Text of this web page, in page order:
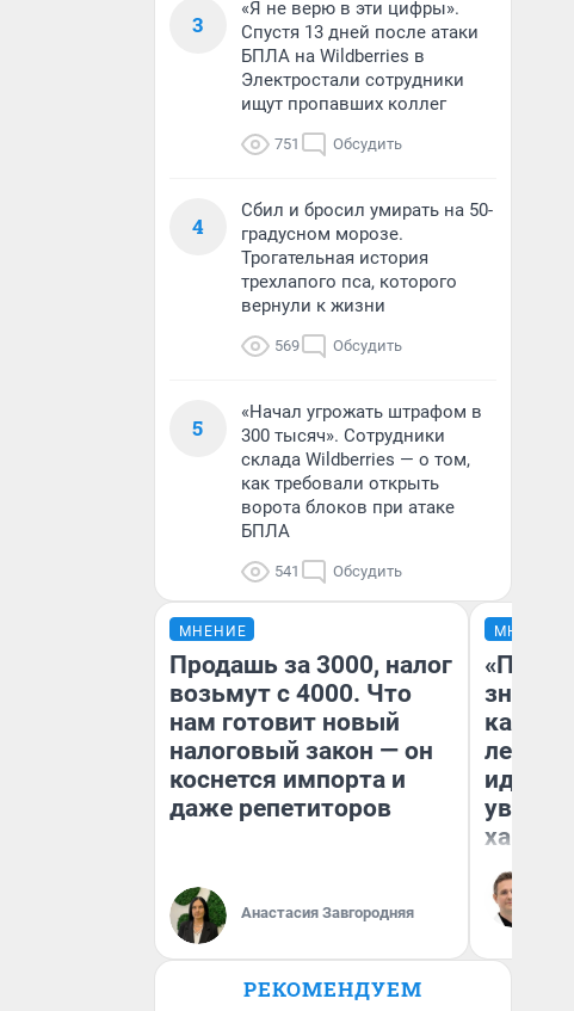
3
«Я не верю в эти цифры».
Спустя 13 дней после атаки
БПЛА на Wildberries в
Электростали сотрудники
ищут пропавших коллег
751 Обсудить
4
Сбил и бросил умирать на 50-
градусном морозе.
Трогательная история
трехлапого пса, которого
вернули к жизни
569 Обсудить
5
«Начал угрожать штрафом в
300 тысяч». Сотрудники
склада Wildberries — о том,
как требовали открыть
ворота блоков при атаке
БПЛА
541 Обсудить
МНЕНИЕ
Продашь за 3000, налог
возьмут с 4000. Что
нам готовит новый
налоговый закон — он
коснется импорта и
даже репетиторов
Анастасия Завгородняя
МНЕНИЕ
идею
РЕКОМЕНДУЕМ